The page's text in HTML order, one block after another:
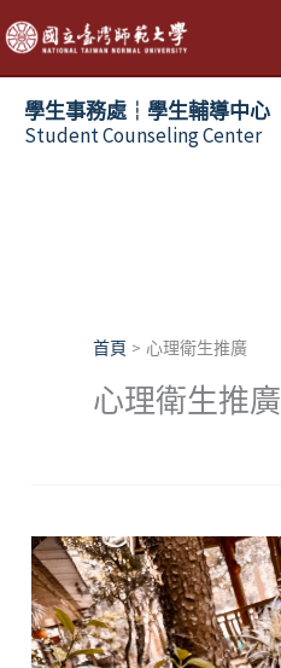
跳
至
主
學生事務處┆學生輔導中心
Student Counseling Center
首頁 心理衛生推廣
心理衛生推廣